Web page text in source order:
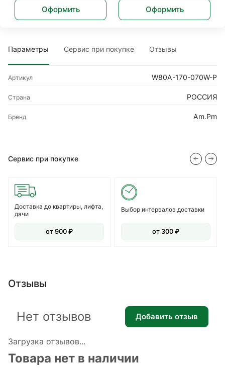
Оформить Оформить
Параметры Сервис при покупке Отзывы
Артикул W80A-170-070W-P
Страна РОССИЯ
Бренд Am.Pm
Сервис при покупке
Доставка до квартиры, лифта,
дачи
от 900 ₽
Выбор интервалов доставки
от 300 ₽
Отзывы
Загрузка отзывов...
Нет отзывов Добавить отзыв
Товара нет в наличии